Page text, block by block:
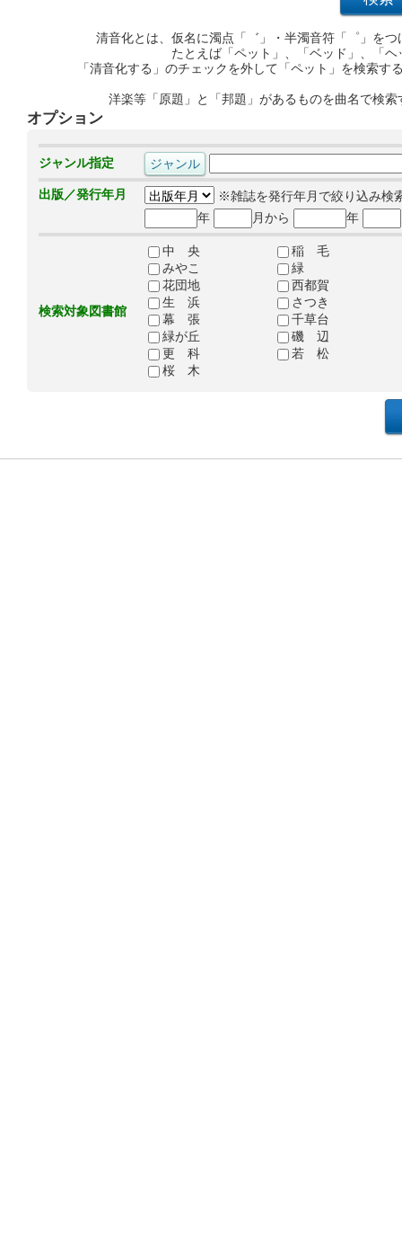
清音化とは、仮名に濁点「゛」・半濁音符「゜」を
たとえば「ペット」、「ベッド」、「
「清音化する」のチェックを外して「ペット」を検索
洋楽等「原題」と「邦題」があるものを曲名で検
オプション
ジャンル指定
出版／発行年月
※雑誌を発行年月で絞り込み検
年
月から 年
検索対象図書館
中 央
稲 毛
みやこ
緑
花団地
西都賀
生 浜
さつき
幕 張
千草台
緑が丘
磯 辺
更 科
若 松
桜 木